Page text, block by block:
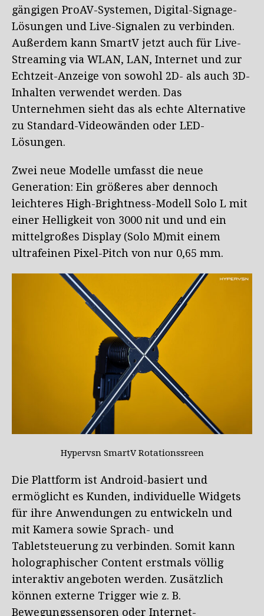
gängigen ProAV-Systemen, Digital-Signage-
Lösungen und Live-Signalen zu verbinden.
Außerdem kann SmartV jetzt auch für Live-
Streaming via WLAN, LAN, Internet und zur
Echtzeit-Anzeige von sowohl 2D- als auch 3D-
Inhalten verwendet werden. Das
Unternehmen sieht das als echte Alternative
zu Standard-Videowänden oder LED-
Lösungen.
Zwei neue Modelle umfasst die neue
Generation: Ein größeres aber dennoch
leichteres High-Brightness-Modell Solo L mit
einer Helligkeit von 3000 nit und und ein
mittelgroßes Display (Solo M)mit einem
ultrafeinen Pixel-Pitch von nur 0,65 mm.
Hypervsn SmartV Rotationssreen
Die Plattform ist Android-basiert und
ermöglicht es Kunden, individuelle Widgets
für ihre Anwendungen zu entwickeln und
mit Kamera sowie Sprach- und
Tabletsteuerung zu verbinden. Somit kann
holographischer Content erstmals völlig
interaktiv angeboten werden. Zusätzlich
können externe Trigger wie z. B.
Bewegungssensoren oder Internet-